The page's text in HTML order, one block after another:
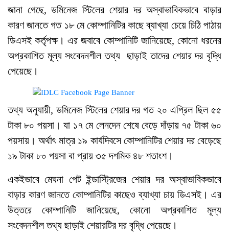
জানা গেছে, ডমিনেজ স্টিলের শেয়ার দর অস্বাভাবিকভাবে বাড়ার
কারণ জানতে গত ১৮ মে কোম্পানিটির কাছে ব্যাখ্যা চেয়ে চিঠি পাঠায়
ডিএসই কর্তৃপক্ষ। এর জবাবে কোম্পানিটি জানিয়েছে, কোনো ধরনের
অপ্রকাশিত মূল্য সংবেদনশীল তথ্য ছাড়াই তাদের শেয়ার দর বৃদ্ধি
পেয়েছে।
তথ্য অনুযায়ী, ডমিনেজ স্টিলের শেয়ার দর গত ২০ এপ্রিল ছিল ৫৫
টাকা ৮০ পয়সা। যা ১৭ মে লেনদেন শেষে বেড়ে দাঁড়ায় ৭৫ টাকা ৬০
পয়সায়। অর্থাৎ মাত্র ১৯ কার্যদিবসে কোম্পানিটির শেয়ার দর বেড়েছে
১৯ টাকা ৮০ পয়সা বা প্রায় ৩৫ দশমিক ৪৮ শতাংশ।
একইভাবে মেঘনা পেট ইন্ডাস্ট্রিজের শেয়ার দর অস্বাভাবিকভাবে
বাড়ার কারণ জানতে কোম্পানিটির কাছেও ব্যাখ্যা চায় ডিএসই। এর
উত্তরে কোম্পানিটি জানিয়েছে, কোনো অপ্রকাশিত মূল্য
সংবেদনশীল তথ্য ছাড়াই শেয়ারটির দর বৃদ্ধি পেয়েছে।